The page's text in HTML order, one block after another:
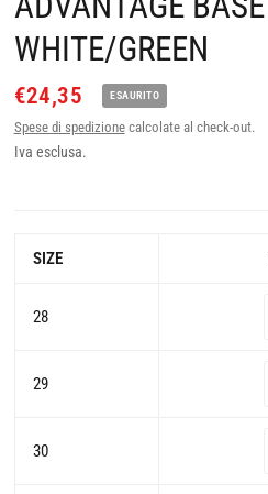
WHITE/GREEN
€24,35 ESAURITO
Spese di spedizionecalcolate al check-out.
Iva esclusa.
SIZE
28
29
30